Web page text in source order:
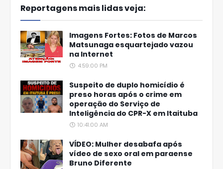
Reportagens mais lidas veja:
Imagens Fortes: Fotos de Marcos
Matsunaga esquartejado vazou
na Internet
4:59:00 PM
Suspeito de duplo homicídio é
preso horas após o crime em
operação do Serviço de
Inteligência do CPR-X em Itaituba
10:41:00 AM
VÍDEO: Mulher desabafa após
vídeo de sexo oral em paraense
Bruno Diferente